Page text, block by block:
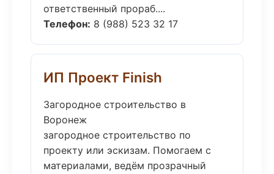
ответственный прораб....
Телефон: 8 (988) 523 32 17
ИП Проект Finish
Загородное строительство в
Воронеж
загородное строительство по
проекту или эскизам. Помогаем с
материалами, ведём прозрачный